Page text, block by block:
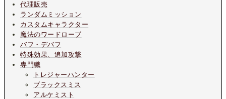
代理販売
ランダムミッション
カスタムキャラクター
魔法のワードローブ
バフ・デバフ
特殊効果、追加攻撃
専門職
トレジャーハンター
ブラックスミス
アルケミスト